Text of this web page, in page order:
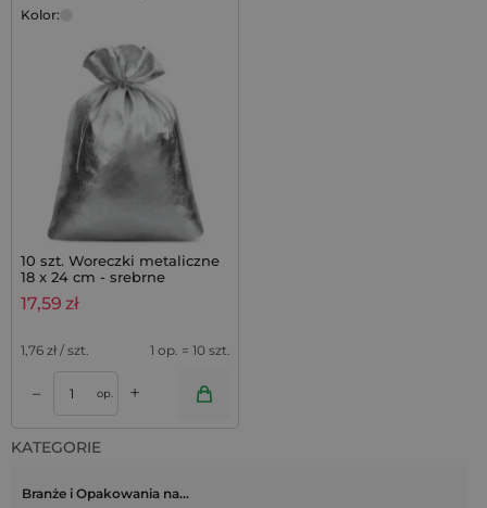
Kolor:
10 szt. Woreczki metaliczne
18 x 24 cm - srebrne
17,59 zł
1,76 zł / szt. 1 op. = 10 szt.
– op. +
KATEGORIE
Branże i Opakowania na…